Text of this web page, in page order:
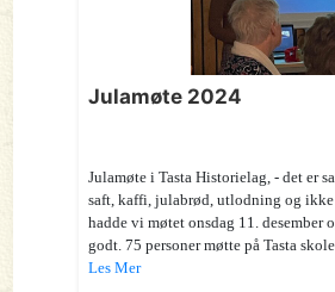
Julamøte 2024
Julamøte i Tasta Historielag, - det er
saft, kaffi, julabrød, utlodning og ikke
hadde vi møtet onsdag 11. desember
godt. 75 personer møtte på Tasta
Les Mer